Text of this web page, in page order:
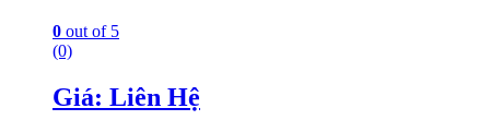
0 out of 5
(0)
Giá: Liên Hệ